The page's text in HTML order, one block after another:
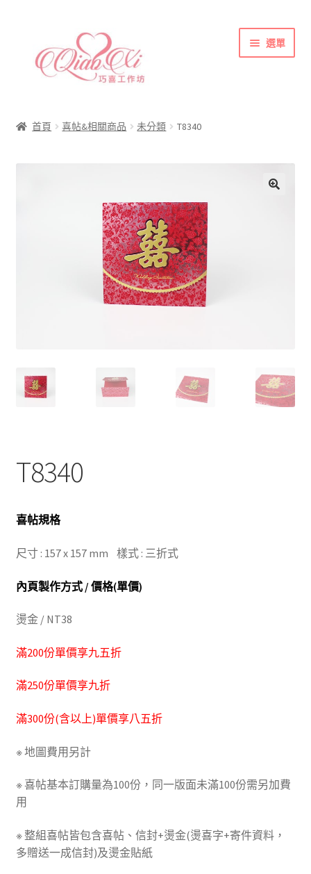
容
選單
喜帖&相關商品
首頁 喜帖&相關商品 未分類 T8340
T8340
喜帖規格
尺寸 : 157 x 157 mm 樣式 : 三折式
內頁製作方式 / 價格(單價)
燙金 / NT38
滿200份單價享九五折
滿250份單價享九折
滿300份(含以上)單價享八五折
※ 地圖費用另計
※ 喜帖基本訂購量為100份，同一版面未滿100份需另加費
用
※ 整組喜帖皆包含喜帖、信封+燙金(燙喜字+寄件資料，
多贈送一成信封)及燙金貼紙